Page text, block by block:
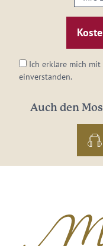
E-
Mail-
Adresse:
Ich erkläre mich mit
einverstanden.
Auch den